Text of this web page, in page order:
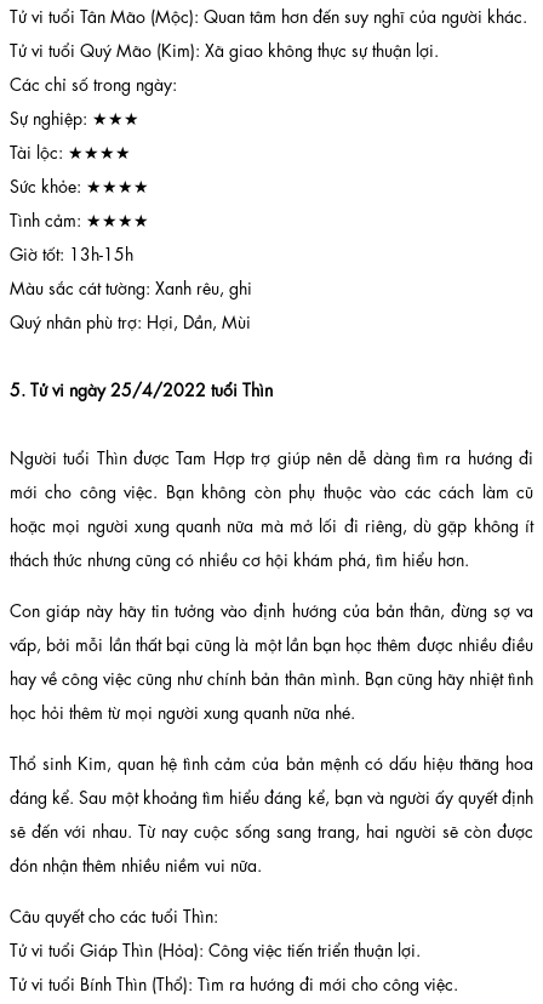
Tử vi tuổi Tân Mão (Mộc): Quan tâm hơn đến suy nghĩ của người khác.
Tử vi tuổi Quý Mão (Kim): Xã giao không thực sự thuận lợi.
Các chỉ số trong ngày:
Sự nghiệp: ★★★
Tài lộc: ★★★★
Sức khỏe: ★★★★
Tình cảm: ★★★★
Giờ tốt: 13h-15h
Màu sắc cát tường: Xanh rêu, ghi
Quý nhân phù trợ: Hợi, Dần, Mùi
5. Tử vi ngày 25/4/2022 tuổi Thìn
Người tuổi Thìn được Tam Hợp trợ giúp nên dễ dàng tìm ra hướng đi
mới cho công việc. Bạn không còn phụ thuộc vào các cách làm cũ
hoặc mọi người xung quanh nữa mà mở lối đi riêng, dù gặp không ít
thách thức nhưng cũng có nhiều cơ hội khám phá, tìm hiểu hơn.
Con giáp này hãy tin tưởng vào định hướng của bản thân, đừng sợ va
vấp, bởi mỗi lần thất bại cũng là một lần bạn học thêm được nhiều điều
hay về công việc cũng như chính bản thân mình. Bạn cũng hãy nhiệt tình
học hỏi thêm từ mọi người xung quanh nữa nhé.
Thổ sinh Kim, quan hệ tình cảm của bản mệnh có dấu hiệu thăng hoa
đáng kể. Sau một khoảng tìm hiểu đáng kể, bạn và người ấy quyết định
sẽ đến với nhau. Từ nay cuộc sống sang trang, hai người sẽ còn được
đón nhận thêm nhiều niềm vui nữa.
Câu quyết cho các tuổi Thìn:
Tử vi tuổi Giáp Thìn (Hỏa): Công việc tiến triển thuận lợi.
Tử vi tuổi Bính Thìn (Thổ): Tìm ra hướng đi mới cho công việc.